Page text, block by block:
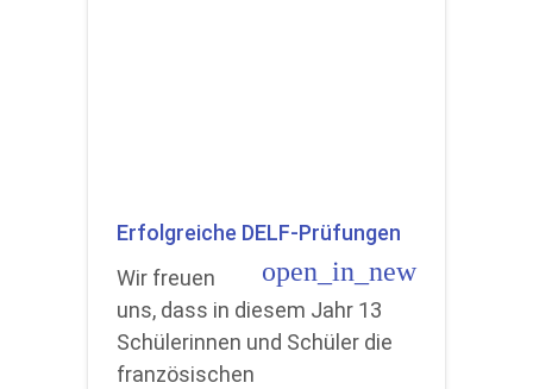
Erfolgreiche DELF-Prüfungen
open_in_new
Wir freuen
uns, dass in diesem Jahr 13
Schülerinnen und Schüler die
französischen